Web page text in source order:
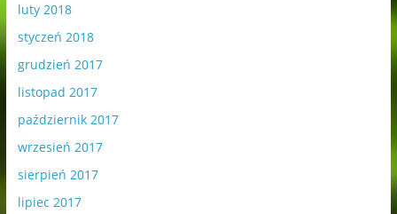
luty 2018
styczeń 2018
grudzień 2017
listopad 2017
październik 2017
wrzesień 2017
sierpień 2017
lipiec 2017